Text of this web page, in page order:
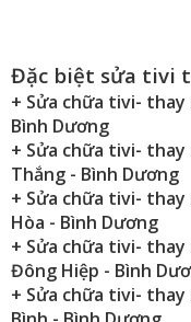
Đặc biệt sửa tivi
+ Sửa chữa tivi-
Bình Dương
+ Sửa chữa tivi-
Thắng - Bình Dương
+ Sửa chữa tivi-
Hòa - Bình Dương
+ Sửa chữa tivi-
Đông Hiệp - Bình
+ Sửa chữa tivi-